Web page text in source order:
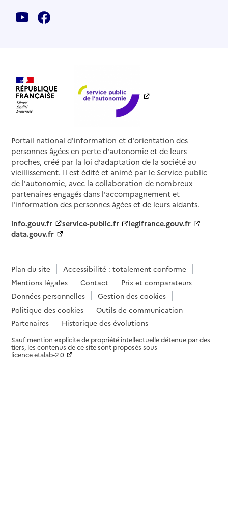
Portail national d'information et d'orientation des
personnes âgées en perte d'autonomie et de leurs
proches, créé par la loi d'adaptation de la société au
vieillissement. Il est édité et animé par le Service public
de l'autonomie, avec la collaboration de nombreux
partenaires engagés dans l'accompagnement et
l'information des personnes âgées et de leurs aidants.
info.gouv.fr
service-public.fr
legifrance.gouv.fr
data.gouv.fr
Plan du site
Accessibilité : totalement conforme
Mentions légales
Contact
Prix et comparateurs
Données personnelles
Gestion des cookies
Politique des cookies
Outils de communication
Partenaires
Historique des évolutions
Sauf mention explicite de propriété intellectuelle détenue par des
tiers, les contenus de ce site sont proposés sous
licence etalab-2.0